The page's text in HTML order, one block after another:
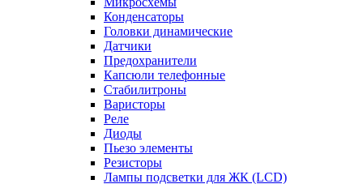
Конденсаторы
Головки динамические
Датчики
Предохранители
Капсюли телефонные
Стабилитроны
Варисторы
Реле
Диоды
Пьезо элементы
Резисторы
Лампы подсветки для ЖК (LCD)